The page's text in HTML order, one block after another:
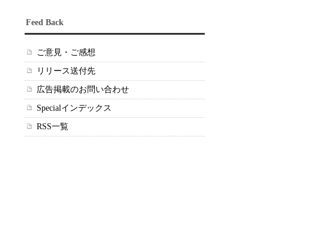
Feed Back
ご意見・ご感想
リリース送付先
広告掲載のお問い合わせ
Specialインデックス
RSS一覧